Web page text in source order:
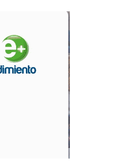
de
La patronal propone un
del SMI para...
16 diciembre, 2025